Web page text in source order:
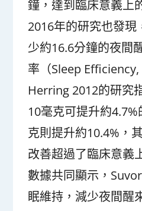
鐘，達到臨床意義上
2016年的研究也發
少約16.6分鐘的夜間
率（Sleep Efficiency,
Herring 2012的研究
10毫克可提升約
克則提升約10.4%，
改善超過了臨床意義
數據共同顯示，
眠維持，減少夜間醒